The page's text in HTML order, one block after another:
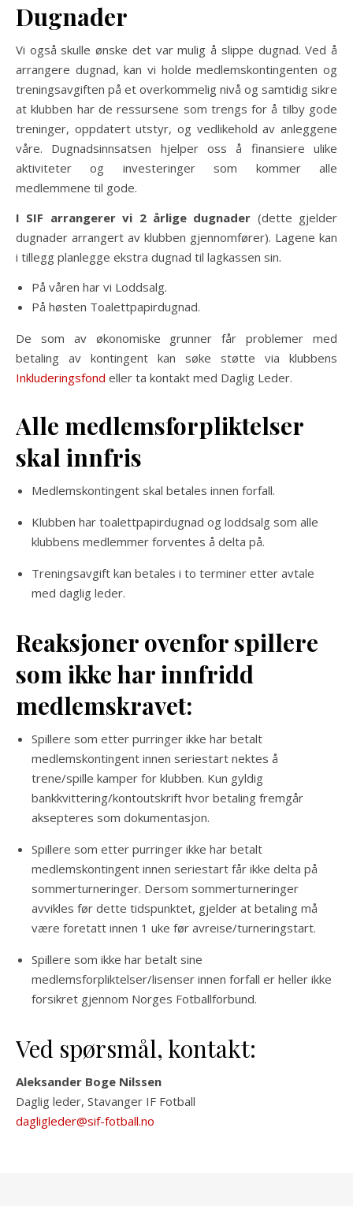
Dugnader
Vi også skulle ønske det var mulig å slippe dugnad. Ved å
arrangere dugnad, kan vi holde medlemskontingenten og
treningsavgiften på et overkommelig nivå og samtidig sikre
at klubben har de ressursene som trengs for å tilby gode
treninger, oppdatert utstyr, og vedlikehold av anleggene
våre. Dugnadsinnsatsen hjelper oss å finansiere ulike
aktiviteter og investeringer som kommer alle
medlemmene til gode.
I SIF arrangerer vi 2 årlige dugnader (dette gjelder
dugnader arrangert av klubben gjennomfører). Lagene kan
i tillegg planlegge ekstra dugnad til lagkassen sin.
På våren har vi Loddsalg.
På høsten Toalettpapirdugnad.
De som av økonomiske grunner får problemer med
betaling av kontingent kan søke støtte via klubbens
Inkluderingsfond eller ta kontakt med Daglig Leder.
Alle medlemsforpliktelser
skal innfris
Medlemskontingent skal betales innen forfall.
Klubben har toalettpapirdugnad og loddsalg som alle
klubbens medlemmer forventes å delta på.
Treningsavgift kan betales i to terminer etter avtale
med daglig leder.
Reaksjoner ovenfor spillere
som ikke har innfridd
medlemskravet:
Spillere som etter purringer ikke har betalt
medlemskontingent innen seriestart nektes å
trene/spille kamper for klubben. Kun gyldig
bankkvittering/kontoutskrift hvor betaling fremgår
aksepteres som dokumentasjon.
Spillere som etter purringer ikke har betalt
medlemskontingent innen seriestart får ikke delta på
sommerturneringer. Dersom sommerturneringer
avvikles før dette tidspunktet, gjelder at betaling må
være foretatt innen 1 uke før avreise/turneringstart.
Spillere som ikke har betalt sine
medlemsforpliktelser/lisenser innen forfall er heller ikke
forsikret gjennom Norges Fotballforbund.
Ved spørsmål, kontakt:
Aleksander Boge Nilssen
Daglig leder, Stavanger IF Fotball
dagligleder@sif-fotball.no